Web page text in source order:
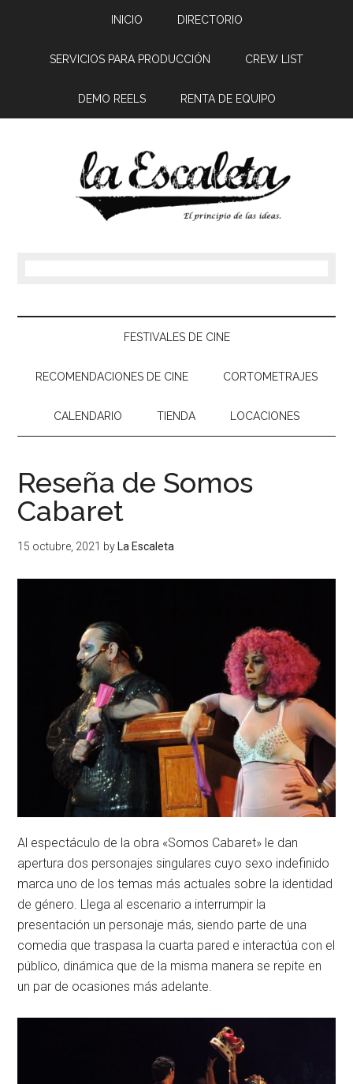
INICIO DIRECTORIO
SERVICIOS PARA PRODUCCIÓN CREW LIST
DEMO REELS RENTA DE EQUIPO
FESTIVALES DE CINE
RECOMENDACIONES DE CINE CORTOMETRAJES
CALENDARIO TIENDA LOCACIONES
Reseña de Somos
Cabaret
15 octubre, 2021 by La Escaleta
Al espectáculo de la obra «Somos Cabaret» le dan
apertura dos personajes singulares cuyo sexo indefinido
marca uno de los temas más actuales sobre la identidad
de género. Llega al escenario a interrumpir la
presentación un personaje más, siendo parte de una
comedia que traspasa la cuarta pared e interactúa con el
público, dinámica que de la misma manera se repite en
un par de ocasiones más adelante.